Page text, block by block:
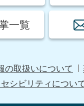
一覧
の取扱いについて
シビリティについ